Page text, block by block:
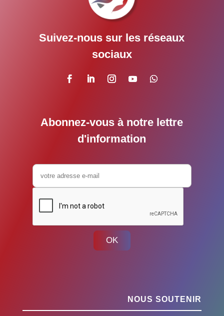
Suivez-nous sur les réseaux
sociaux
Abonnez-vous à notre lettre
d'information
OK
NOUS SOUTENIR